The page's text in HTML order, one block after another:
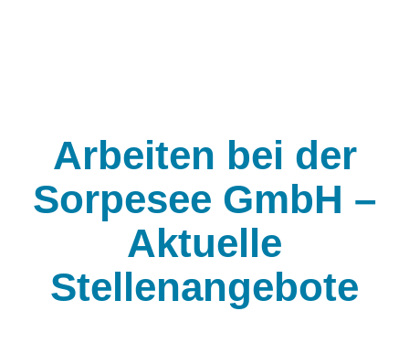
Arbeiten bei der
Sorpesee GmbH –
Aktuelle
Stellenangebote